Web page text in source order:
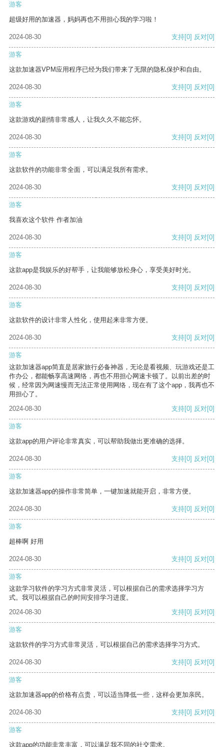
游客
超级好用的加速器，妈妈再也不用担心我的学习啦！
2024-08-30 支持[0] 反对[0]
游客
这款加速器VPM应用程序已经为我们带来了无限的隐私保护和自由。
2024-08-30 支持[0] 反对[0]
游客
这款游戏的剧情非常感人，让我久久不能忘怀。
2024-08-30 支持[0] 反对[0]
游客
这款软件的功能非常全面，可以满足我所有需求。
2024-08-30 支持[0] 反对[0]
游客
我喜欢这个软件 作者加油
2024-08-30 支持[0] 反对[0]
游客
这款app是我娱乐的好帮手，让我能够放松身心，享受美好时光。
2024-08-30 支持[0] 反对[0]
游客
这款软件的设计非常人性化，使用起来非常方便。
2024-08-30 支持[0] 反对[0]
游客
这款加速器app简直是居家旅行必备神器，无论是看视频、玩游戏还是工
作办公，都能畅享高速网络，再也不用担心网速卡顿了。以前出差的时
候，经常因为网速慢而无法正常使用网络，现在有了这个app，我再也不
用担心了。
2024-08-30
支持[0] 反对[0]
游客
这款app的用户评论非常真实，可以帮助我做出更准确的选择。
2024-08-30 支持[0] 反对[0]
游客
这款加速器app的操作非常简单，一键加速就能开启，非常方便。
2024-08-30 支持[0] 反对[0]
游客
超棒啊 好用
2024-08-30 支持[0] 反对[0]
游客
这款学习软件的学习方式非常灵活，可以根据自己的需求选择学习方
式。我可以根据自己的时间安排学习进度。
2024-08-30
支持[0] 反对[0]
游客
这款软件的学习方式非常灵活，可以根据自己的需求选择学习方式。
2024-08-30 支持[0] 反对[0]
游客
这款加速器app的价格有点贵，可以适当降低一些，这样会更加亲民。
2024-08-30 支持[0] 反对[0]
游客
这款app的功能非常丰富，可以满足我不同的社交需求。